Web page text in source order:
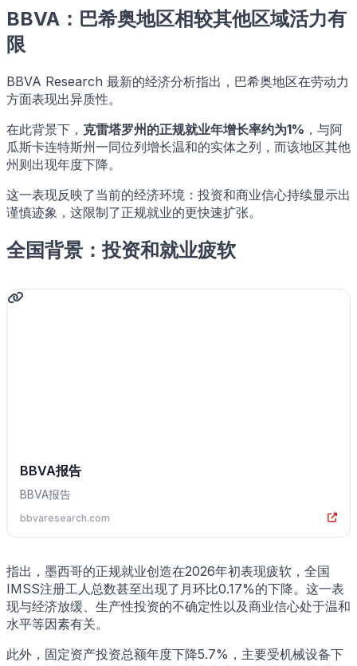
BBVA：巴希奥地区相较其他区域活力有
限
BBVA Research 最新的经济分析指出，巴希奥地区在劳动力
方面表现出异质性。
在此背景下， 克雷塔罗州的正规就业年增长率约为1% ，与阿
瓜斯卡连特斯州一同位列增长温和的实体之列，而该地区其他
州则出现年度下降。
这一表现反映了当前的经济环境：投资和商业信心持续显示出
谨慎迹象，这限制了正规就业的更快速扩张。
全国背景：投资和就业疲软
BBVA报告
BBVA报告
bbvaresearch.com
指出，墨西哥的正规就业创造在2026年初表现疲软，全国
IMSS注册工人总数甚至出现了月环比0.17%的下降。这一表
现与经济放缓、生产性投资的不确定性以及商业信心处于温和
水平等因素有关。
此外，固定资产投资总额年度下降5.7%，主要受机械设备下